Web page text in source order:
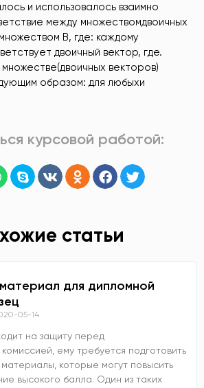
и использовалось взаимно
между множествомдвоичных
B, где: каждому
двоичный вектор, где.
векторов)
образом: для любыхи
курсовой работой:
статьи
для дипломной
05-14
на защиту перед
ему требуется подготовить
которые могут повысить
высокого балла. Один из таких